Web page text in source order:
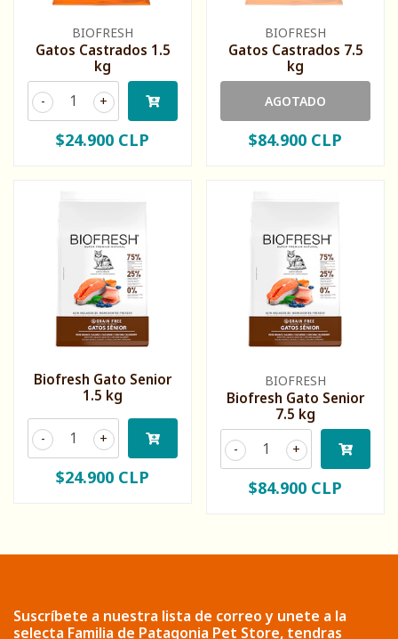
BIOFRESH
Gatos Castrados 1.5
kg
+
-
$24.900 CLP
BIOFRESH
Gatos Castrados 7.5
kg
AGOTADO
$84.900 CLP
Biofresh Gato Senior
1.5 kg
+
-
$24.900 CLP
BIOFRESH
Biofresh Gato Senior
7.5 kg
+
-
$84.900 CLP
Suscríbete a nuestra lista de correo y unete a la
selecta Familia de Patagonia Pet Store, tendras